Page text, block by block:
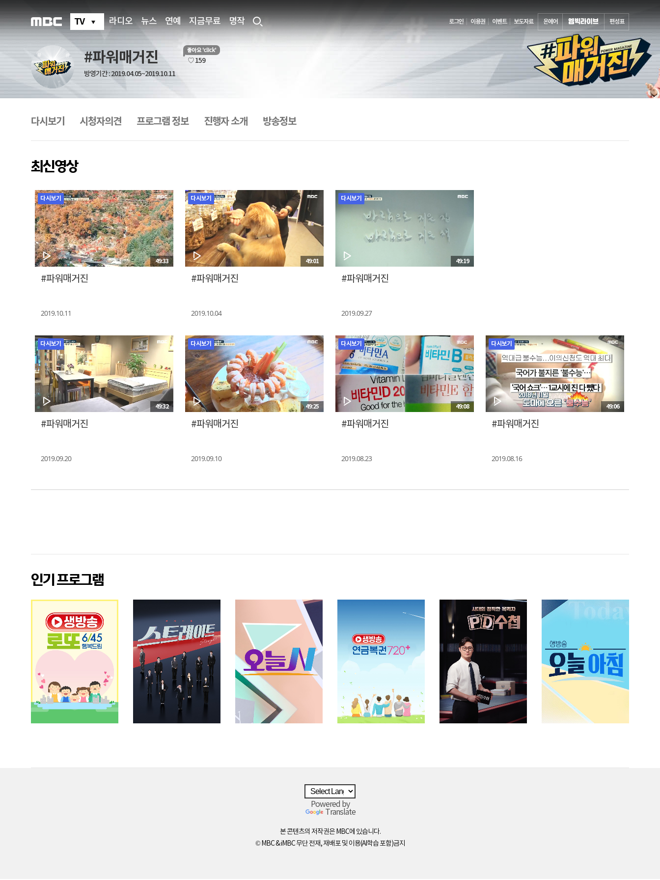
TV 라디오 뉴스 연예 지금무료 명작 로그인 이용권 이벤트 보도자료 온에어 편성표
매
거
진
#파워매거진
방영기간 : 2019.04.05~2019.10.11
좋 ♡ 159
다시보기 시청자의견 프로그램 정보 진행자 소개 방송정보
최신영상
다시보기
49:33
#파워매거진
2019.10.11
다시보기
49:01
#파워매거진
2019.10.04
다시보기
49:19
#파워매거진
2019.09.27
다시보기
49:32
#파워매거진
2019.09.20
다시보기
49:25
#파워매거진
2019.09.10
다시보기
49:08
#파워매거진
2019.08.23
다시보기
49:06
#파워매거진
2019.08.16
인기 프로그램
Powered by
Translate
본 콘텐츠의 저작권은 MBC에 있습니다.
© MBC & iMBC 무단 전재, 재배포 및 이용(AI학습 포함)금지